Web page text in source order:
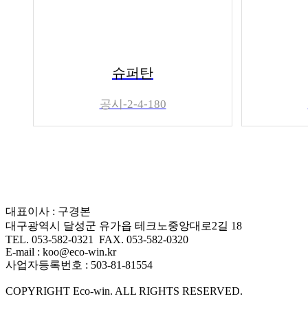
슈퍼탄
공시-2-4-180
대표이사 : 구경본
대구광역시 달성군 유가읍 테크노중앙대로2길 18
TEL. 053-582-0321 FAX. 053-582-0320
E-mail : koo@eco-win.kr
사업자등록번호 : 503-81-81554
COPYRIGHT Eco-win. ALL RIGHTS RESERVED.